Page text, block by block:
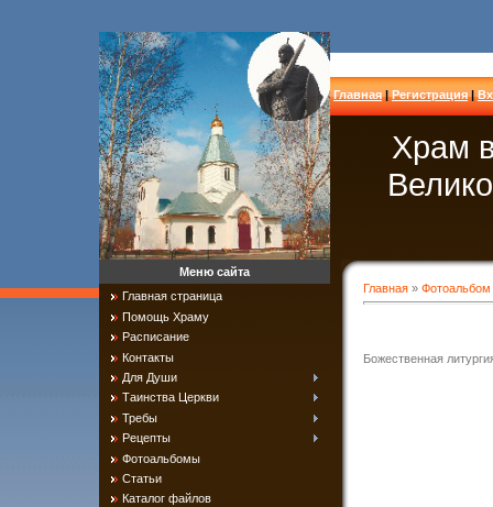
Главная|Регистрация|
Храм
Главная » Фотоальбом
Божественная
Меню сайта
Главная страница
Помощь Храму
Расписание
Контакты
Для Души
Таинства Церкви
Требы
Рецепты
Фотоальбомы
Статьи
Каталог файлов